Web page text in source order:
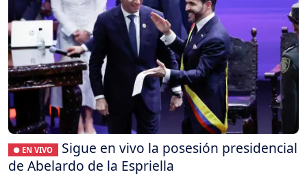
● EN VIVO
Sigue en vivo la posesión presidencial
de Abelardo de la Espriella